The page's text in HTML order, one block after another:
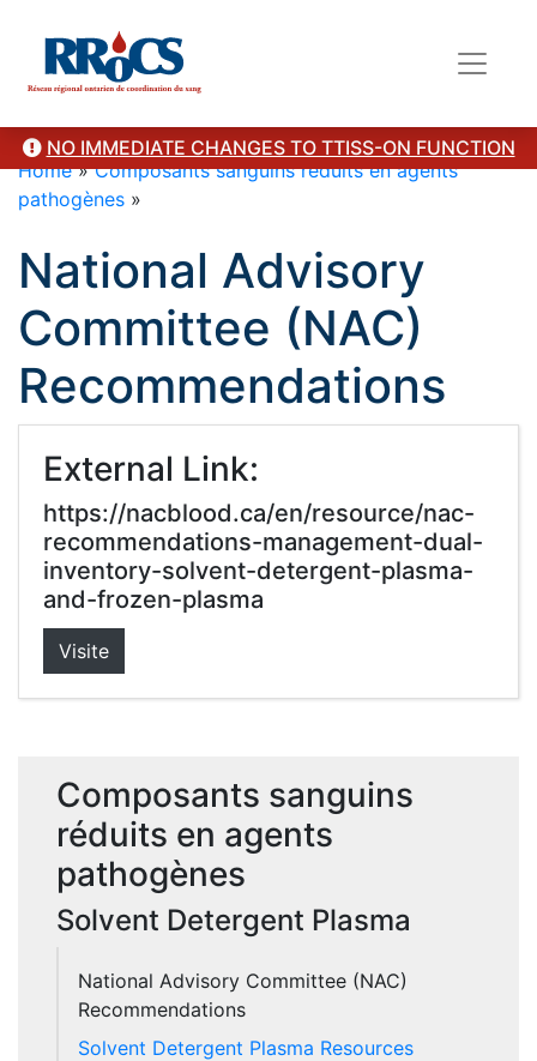
NO IMMEDIATE CHANGES TO TTISS-ON FUNCTION
Home»Composants sanguins réduits en agents
pathogènes »
National Advisory
Committee (NAC)
Recommendations
External Link:
https://nacblood.ca/en/resource/nac-
recommendations-management-dual-
inventory-solvent-detergent-plasma-
and-frozen-plasma
Visite
Composants sanguins
réduits en agents
pathogènes
Solvent Detergent Plasma
National Advisory Committee (NAC)
Recommendations
Solvent Detergent Plasma Resources